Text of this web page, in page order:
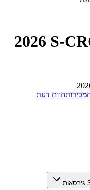
2026
מכירותחוות דעת